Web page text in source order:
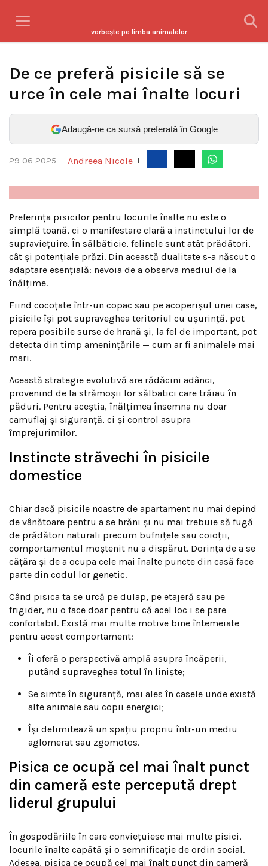
vorbeşte pe limba animalelor
De ce preferă pisicile să se
urce în cele mai înalte locuri
Adaugă-ne ca sursă preferată în Google
29 06 2025 Andreea Nicole
Preferința pisicilor pentru locurile înalte nu este o
simplă toană, ci o manifestare clară a instinctului lor de
supraviețuire. În sălbăticie, felinele sunt atât prădători,
cât și potențiale prăzi. Din această dualitate s-a născut o
adaptare esențială: nevoia de a observa mediul de la
înălțime.
Fiind cocoțate într-un copac sau pe acoperișul unei case,
pisicile își pot supraveghea teritoriul cu ușurință, pot
repera posibile surse de hrană și, la fel de important, pot
detecta din timp amenințările — cum ar fi animalele mai
mari.
Această strategie evolutivă are rădăcini adânci,
provenind de la strămoșii lor sălbatici care trăiau în
păduri. Pentru aceștia, înălțimea însemna nu doar
camuflaj și siguranță, ci și control asupra
împrejurimilor.
Instincte străvechi în pisicile
domestice
Chiar dacă pisicile noastre de apartament nu mai depind
de vânătoare pentru a se hrăni și nu mai trebuie să fugă
de prădători naturali precum bufnițele sau coioții,
comportamentul moștenit nu a dispărut. Dorința de a se
cățăra și de a ocupa cele mai înalte puncte din casă face
parte din codul lor genetic.
Când pisica ta se urcă pe dulap, pe etajeră sau pe
frigider, nu o face doar pentru că acel loc i se pare
confortabil. Există mai multe motive bine întemeiate
pentru acest comportament:
Îi oferă o perspectivă amplă asupra încăperii,
putând supraveghea totul în liniște;
Se simte în siguranță, mai ales în casele unde există
alte animale sau copii energici;
Își delimitează un spațiu propriu într-un mediu
aglomerat sau zgomotos.
Pisica ce ocupă cel mai înalt punct
din cameră este percepută drept
liderul grupului
În gospodăriile în care conviețuiesc mai multe pisici,
locurile înalte capătă și o semnificație de ordin social.
Adesea, pisica ce ocupă cel mai înalt punct din cameră